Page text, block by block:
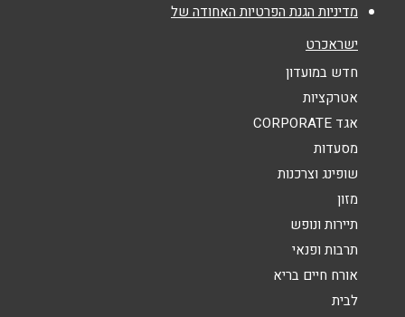
אנא חזרו אלי בקשר ל...
מדיניות הגנת הפרטיות האחודה של
ישראכרט
חדש במועדון
אטרקציות
אגד CORPORATE
מסעדות
שופינג וצרכנות
מזון
תיירות ונופש
תרבות ופנאי
אורח חיים בריא
לבית